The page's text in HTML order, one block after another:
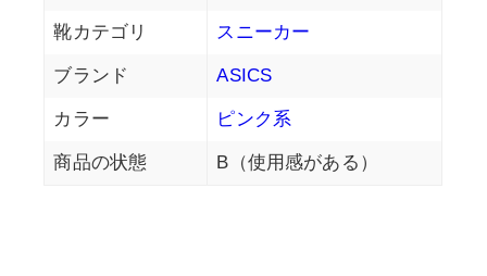
靴カテゴリ スニーカー
ブランド ASICS
カラー ピンク系
商品の状態 B（使用感がある）